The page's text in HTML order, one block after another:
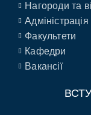
Нагороди та
Адміністрація
Факультети
Кафедри
Вакансії